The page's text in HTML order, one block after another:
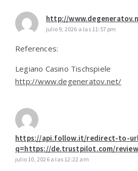
http://
julio 9, 2026 a las 11:57 pm
References:
Legiano Casino Tischspiele
http://www.degeneratov.net/
https://api.follow.it/redirect-to-
q=https://de.trustpilot.com/
julio 10, 2026 a las 12:22 am